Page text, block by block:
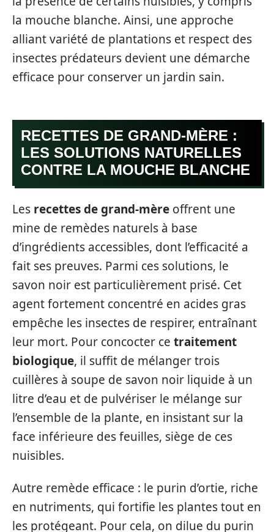
la mouche blanche. Ainsi, une approche
alliant variété de plantations et respect des
insectes prédateurs devient une démarche
efficace pour conserver un jardin sain.
RECETTES DE GRAND-MÈRE :
LES SOLUTIONS NATURELLES
CONTRE LA MOUCHE BLANCHE
Les recettes de grand-mère offrent une
mine de remèdes naturels à base
d’ingrédients accessibles, dont l’efficacité a
fait ses preuves. Parmi ces solutions, le
savon noir est particulièrement prisé. Cet
agent fortement concentré en acides gras
empêche les insectes de respirer, entraînant
leur mort. Pour concocter ce traitement
biologique, il suffit de mélanger trois
cuillères à soupe de savon noir liquide à un
litre d’eau et de pulvériser le mélange sur
l’ensemble de la plante, en insistant sur la
face inférieure des feuilles, siège de ces
nuisibles.
Autre remède efficace : le purin d’ortie, riche
en nutriments, qui fortifie les plantes tout en
les protégeant. Pour cela, on dilue du purin